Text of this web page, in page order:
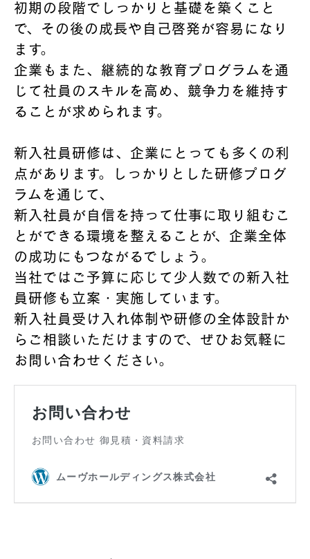
初期の段階でしっかりと基礎を築くこと
で、その後の成長や自己啓発が容易になり
ます。
企業もまた、継続的な教育プログラムを通
じて社員のスキルを高め、競争力を維持す
ることが求められます。
新入社員研修は、企業にとっても多くの利
点があります。しっかりとした研修プログ
ラムを通じて、
新入社員が自信を持って仕事に取り組むこ
とができる環境を整えることが、企業全体
の成功にもつながるでしょう。
当社ではご予算に応じて少人数での新入社
員研修も立案・実施しています。
新入社員受け入れ体制や研修の全体設計か
らご相談いただけますので、ぜひお気軽に
お問い合わせください。